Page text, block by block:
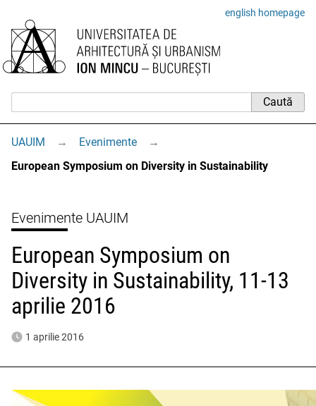
english homepage
UAUIM → Evenimente
→
European Symposium on Diversity in Sustainability
Evenimente UAUIM
European Symposium on
Diversity in Sustainability, 11-13
aprilie 2016
1 aprilie 2016